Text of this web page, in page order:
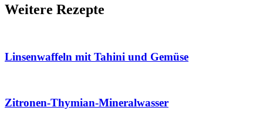
Weitere Rezepte
Linsenwaffeln mit Tahini und Gemüse
Zitronen-Thymian-Mineralwasser